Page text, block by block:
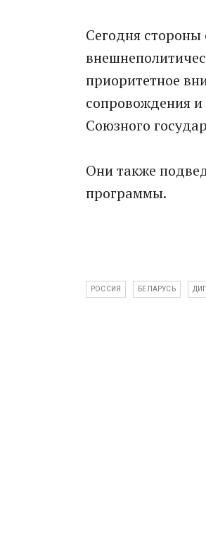
Сегодня
приоритетное
сопровождения
Союзного
Они также
программы.
РОССИЯ БЕЛАРУСЬ